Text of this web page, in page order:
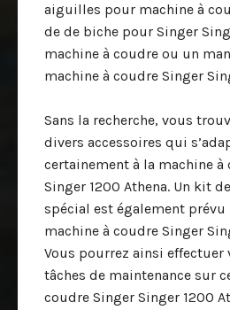
aiguilles pour machine à
de de biche pour Singer
machine à coudre ou un
machine à coudre Singer
Sans la recherche, vous
divers accessoires qui
certainement à la machine à
Singer 1200 Athena. Un kit
spécial est également
machine à coudre Singer
Vous pourrez ainsi effectuer
tâches de maintenance sur
coudre Singer Singer 1200